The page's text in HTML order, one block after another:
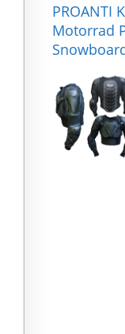
PROANTI
Motorrad